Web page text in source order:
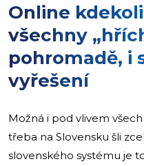
Online
všechny
pohromadě, i
vyřešení
Možná i pod vlivem
třeba na Slovensku šli
slovenského systému je